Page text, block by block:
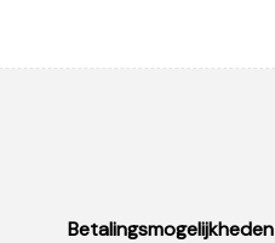
Betalingsmogelijkheden